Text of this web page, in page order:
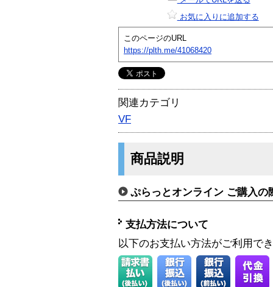
お気に入りに追加する
このページのURL
https://plth.me/41068420
関連カテゴリ
VF
商品説明
ぷらっとオンライン ご購入の
支払方法について
以下のお支払い方法がご利用で